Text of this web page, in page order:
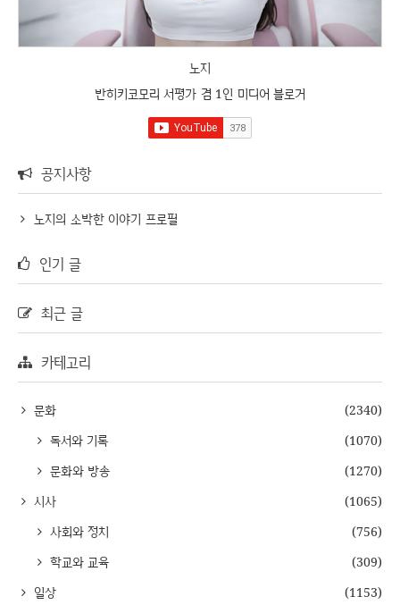
노지
반히키코모리 서평가 겸 1인 미디어 블로거
공지사항
노지의 소박한 이야기 프로필
인기 글
최근 글
카테고리
문화
(2340)
독서와 기록
(1070)
문화와 방송
(1270)
시사
(1065)
사회와 정치
(756)
학교와 교육
(309)
일상
(1153)